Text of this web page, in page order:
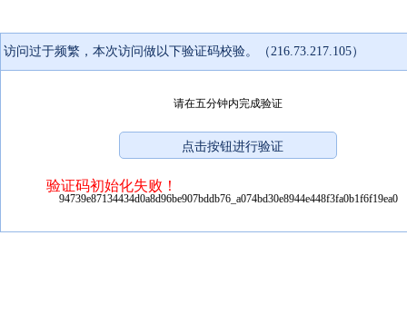
访问过于频繁，本次访问做以下验证码校验。（216.73.217.105）
请在五分钟内完成验证
验证码初始化失败！
94739e87134434d0a8d96be907bddb76_a074bd30e8944e448f3fa0b1f6f19ea0